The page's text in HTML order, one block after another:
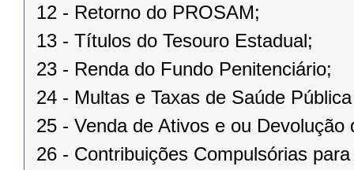
12 - Retorno do PROSAM;
13 - Títulos do Tesouro Estadual;
23 - Renda do Fundo Penitenciário;
24 - Multas e Taxas de Saúde
25 - Venda de Ativos e ou Devolução
26 - Contribuições Compulsórias